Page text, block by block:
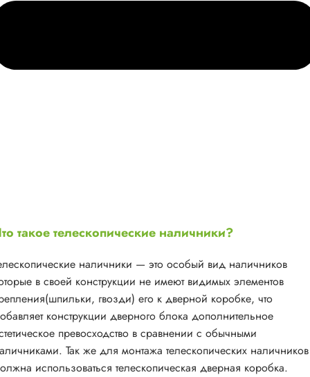
такое телескопические наличники?
наличники — это особый вид наличников
в своей конструкции не имеют видимых элементов
гвозди) его к дверной коробке, что
конструкции дверного блока дополнительное
превосходство в сравнении с обычными
Так же для монтажа телескопических наличников
использоваться телескопическая дверная коробка.